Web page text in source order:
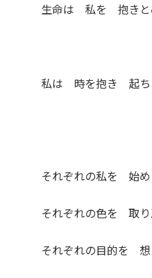
生命は 私を 抱きと
私は 時を抱き 起ち
それぞれの私を 始め
それぞれの色を 取り
それぞれの目的を 想